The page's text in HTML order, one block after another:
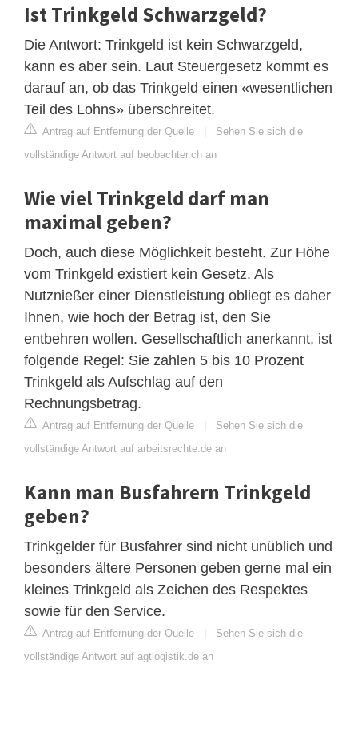
Ist Trinkgeld Schwarzgeld?
Die Antwort: Trinkgeld ist kein Schwarzgeld,
kann es aber sein. Laut Steuergesetz kommt es
darauf an, ob das Trinkgeld einen «wesentlichen
Teil des Lohns» überschreitet.
Antrag auf Entfernung der Quelle | Sehen Sie sich die
vollständige Antwort auf beobachter.ch an
Wie viel Trinkgeld darf man
maximal geben?
Doch, auch diese Möglichkeit besteht. Zur Höhe
vom Trinkgeld existiert kein Gesetz. Als
Nutznießer einer Dienstleistung obliegt es daher
Ihnen, wie hoch der Betrag ist, den Sie
entbehren wollen. Gesellschaftlich anerkannt, ist
folgende Regel: Sie zahlen 5 bis 10 Prozent
Trinkgeld als Aufschlag auf den
Rechnungsbetrag.
Antrag auf Entfernung der Quelle | Sehen Sie sich die
vollständige Antwort auf arbeitsrechte.de an
Kann man Busfahrern Trinkgeld
geben?
Trinkgelder für Busfahrer sind nicht unüblich und
besonders ältere Personen geben gerne mal ein
kleines Trinkgeld als Zeichen des Respektes
sowie für den Service.
Antrag auf Entfernung der Quelle | Sehen Sie sich die
vollständige Antwort auf agtlogistik.de an